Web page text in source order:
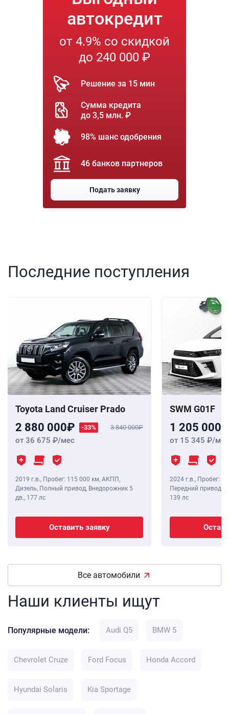
автокредит
от 4.9% со скидкой
до 240 000 ₽
Решение за 15 мин
Сумма кредита
до 3,5 млн. ₽
98% шанс одобрения
46 банков партнеров
Подать заявку
Последние поступления
Toyota Land Cruiser Prado
2 880 000 -33% 3 840 000
от 36 675 /мес
2019 г.в., Пробег: 115 000 км, АКПП,
Дизель, Полный привод, Внедорожник 5
дв., 177 лс
Оставить заявку
SWM G01F
1 205 000
от 15 345 /мес
2024 г.в., Пробег: 8
Передний привод,
139 лс
Все автомобили
Наши клиенты ищут
Популярные модели: Audi Q5 BMW 5
Chevrolet Cruze Ford Focus Honda Accord
Hyundai Solaris Kia Sportage